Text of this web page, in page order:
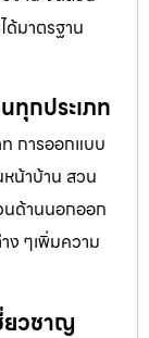
มาตรฐาน
กประเภท
การออกแบบ
น้าบ้าน สวน
นด้านนอกออก
ง ๆเพิ่มความ
ยวชาญ